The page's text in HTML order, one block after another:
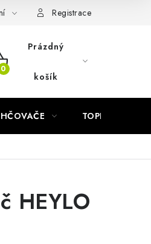
Reklamační řád
Registrace
Prázdný
košík
TOPIDLA
HEYLO